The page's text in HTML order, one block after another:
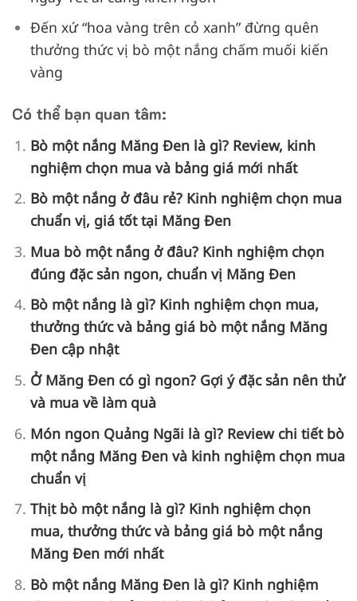
Đến xứ “hoa vàng trên cỏ xanh” đừng quên
thưởng thức vị bò một nắng chấm muối kiến
vàng
Có thể bạn quan tâm:
Bò một nắng Măng Đen là gì? Review, kinh
nghiệm chọn mua và bảng giá mới nhất
Bò một nắng ở đâu rẻ? Kinh nghiệm chọn mua
chuẩn vị, giá tốt tại Măng Đen
Mua bò một nắng ở đâu? Kinh nghiệm chọn
đúng đặc sản ngon, chuẩn vị Măng Đen
Bò một nắng là gì? Kinh nghiệm chọn mua,
thưởng thức và bảng giá bò một nắng Măng
Đen cập nhật
Ở Măng Đen có gì ngon? Gợi ý đặc sản nên thử
và mua về làm quà
Món ngon Quảng Ngãi là gì? Review chi tiết bò
một nắng Măng Đen và kinh nghiệm chọn mua
chuẩn vị
Thịt bò một nắng là gì? Kinh nghiệm chọn
mua, thưởng thức và bảng giá bò một nắng
Măng Đen mới nhất
Bò một nắng Măng Đen là gì? Kinh nghiệm